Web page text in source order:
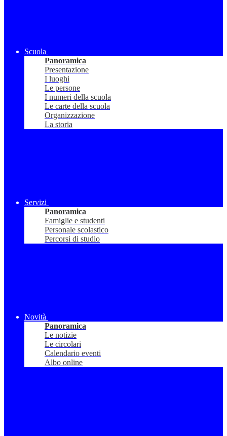
Scuola
Panoramica
Presentazione
I luoghi
Le persone
I numeri della scuola
Le carte della scuola
Organizzazione
La storia
Servizi
Panoramica
Famiglie e studenti
Personale scolastico
Percorsi di studio
Novità
Panoramica
Le notizie
Le circolari
Calendario eventi
Albo online